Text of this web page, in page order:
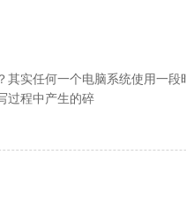
实任何一个电脑系统使用一段
过程中产生的碎